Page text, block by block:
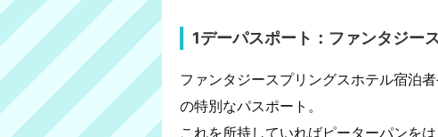
1デーパスポート：ファンタジー
ファンタジースプリングスホテル宿泊
の特別なパスポート。
これを所持していればピーターパンを